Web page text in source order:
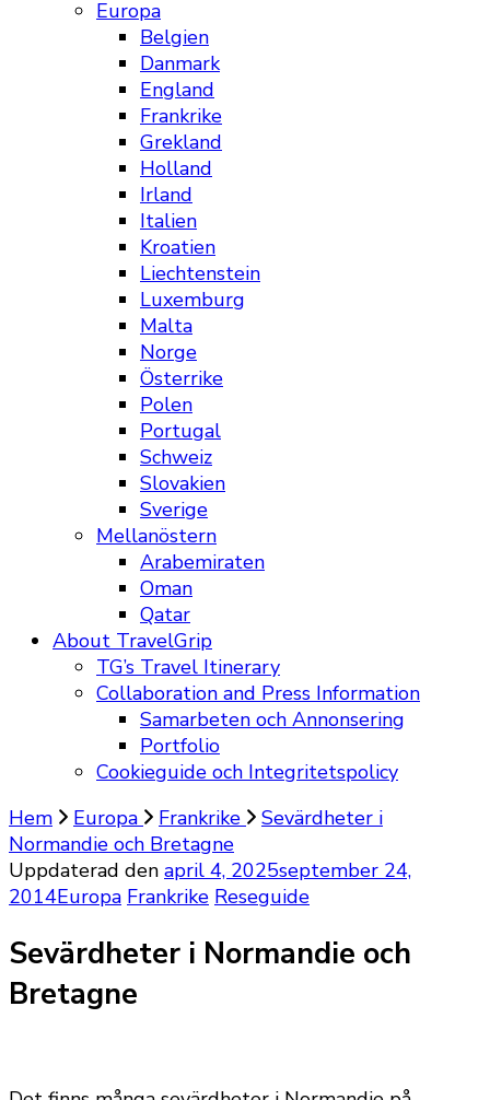
Europa
Belgien
Danmark
England
Frankrike
Grekland
Holland
Irland
Italien
Kroatien
Liechtenstein
Luxemburg
Malta
Norge
Österrike
Polen
Portugal
Schweiz
Slovakien
Sverige
Mellanöstern
Arabemiraten
Oman
Qatar
About TravelGrip
TG’s Travel Itinerary
Collaboration and Press Information
Samarbeten och Annonsering
Portfolio
Cookieguide och Integritetspolicy
Hem
Europa Frankrike
Sevärdheter i
Normandie och Bretagne
Uppdaterad den april 4, 2025september 24,
2014Europa Frankrike Reseguide
Sevärdheter i Normandie och
Bretagne